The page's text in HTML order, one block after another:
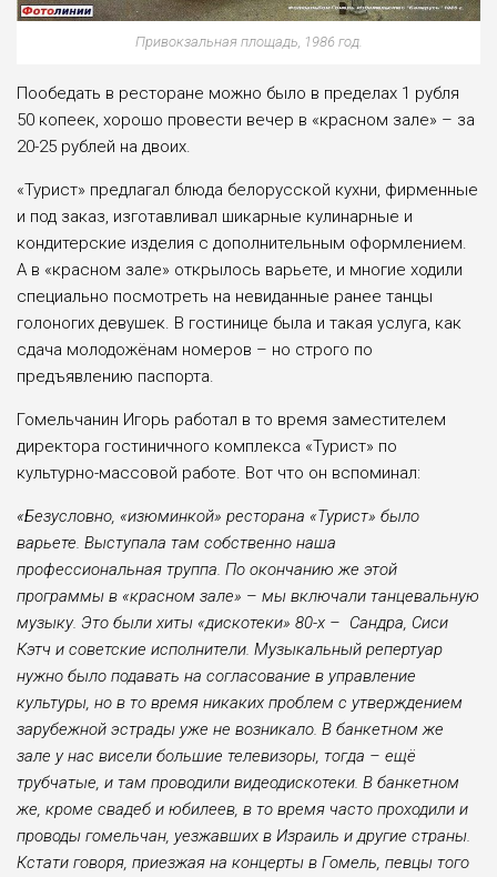
Привокзальная площадь, 1986 год.
Пообедать в ресторане можно было в пределах 1 рубля
50 копеек, хорошо провести вечер в «красном зале» – за
20-25 рублей на двоих.
«Турист» предлагал блюда белорусской кухни, фирменные
и под заказ, изготавливал шикарные кулинарные и
кондитерские изделия с дополнительным оформлением.
А в «красном зале» открылось варьете, и многие ходили
специально посмотреть на невиданные ранее танцы
голоногих девушек. В гостинице была и такая услуга, как
сдача молодожёнам номеров – но строго по
предъявлению паспорта.
Гомельчанин Игорь работал в то время заместителем
директора гостиничного комплекса «Турист» по
культурно-массовой работе. Вот что он вспоминал:
«Безусловно, «изюминкой» ресторана «Турист» было
варьете. Выступала там собственно наша
профессиональная труппа. По окончанию же этой
программы в «красном зале» – мы включали танцевальную
музыку. Это были хиты «дискотеки» 80-х – Сандра, Сиси
Кэтч и советские исполнители. Музыкальный репертуар
нужно было подавать на согласование в управление
культуры, но в то время никаких проблем с утверждением
зарубежной эстрады уже не возникало. В банкетном же
зале у нас висели большие телевизоры, тогда – ещё
трубчатые, и там проводили видеодискотеки. В банкетном
же, кроме свадеб и юбилеев, в то время часто проходили и
проводы гомельчан, уезжавших в Израиль и другие страны.
Кстати говоря, приезжая на концерты в Гомель, певцы того